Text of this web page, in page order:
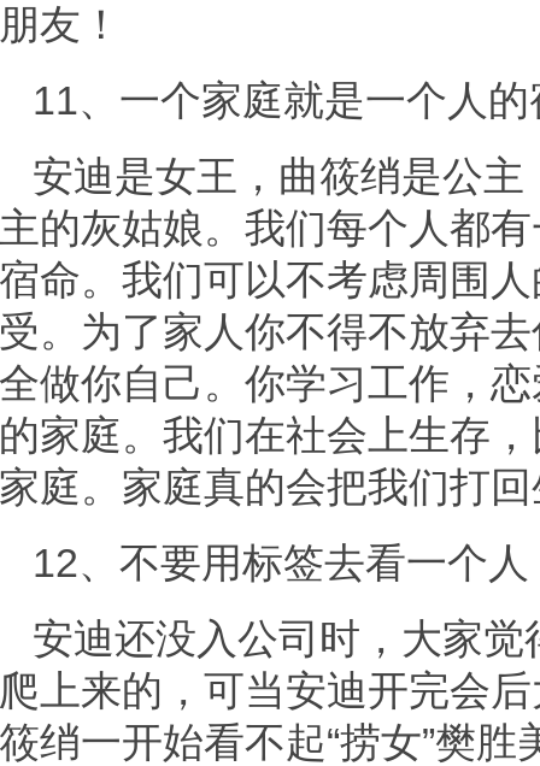
朋友！
11、一个家庭就是一个人的
安迪是女王，曲筱绡是公
主的灰姑娘。我们每个人都
宿命。我们可以不考虑周围
受。为了家人你不得不放弃
全做你自己。你学习工作，
的家庭。我们在社会上生存
家庭。家庭真的会把我们打
12、不要用标签去看一个人
安迪还没入公司时，大家
爬上来的，可当安迪开完会
筱绡一开始看不起“捞女”樊